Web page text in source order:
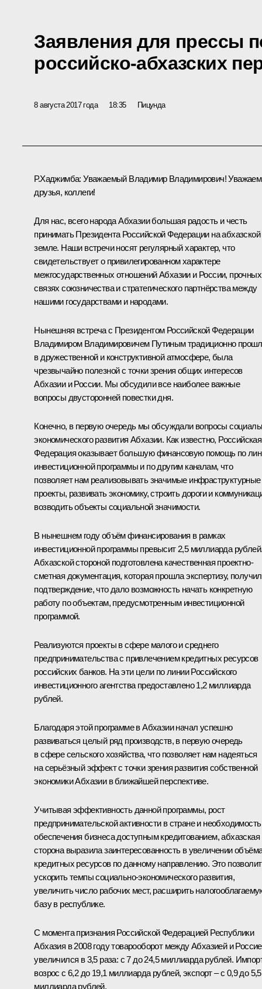
Заявления для прессы
российско-абхазских
8 августа 2017 года 18:35 Пицунда
Р.Хаджимба: Уважаемый Владимир Владимирович!
друзья, коллеги!
Для нас, всего народа Абхазии большая радость и честь
принимать Президента Российской Федерации на абхазской
земле. Наши встречи носят регулярный характер, что
свидетельствует о привилегированном характере
межгосударственных отношений Абхазии и России, прочных
связях союзничества и стратегического партнёрства между
нашими государствами и народами.
Нынешняя встреча с Президентом Российской Федерации
Владимиром Владимировичем Путиным традиционно
в дружественной и конструктивной атмосфере, была
чрезвычайно полезной с точки зрения общих интересов
Абхазии и России. Мы обсудили все наиболее важные
вопросы двусторонней повестки дня.
Конечно, в первую очередь мы обсуждали вопросы
экономического развития Абхазии. Как известно, Российская
Федерация оказывает большую финансовую помощь по
инвестиционной программы и по другим каналам, что
позволяет нам реализовывать значимые инфраструктурные
проекты, развивать экономику, строить дороги и
возводить объекты социальной значимости.
В нынешнем году объём финансирования в рамках
инвестиционной программы превысит 2,5 миллиарда
Абхазской стороной подготовлена качественная проектно-
сметная документация, которая прошла экспертизу,
подтверждение, что дало возможность начать конкретную
работу по объектам, предусмотренным инвестиционной
программой.
Реализуются проекты в сфере малого и среднего
предпринимательства с привлечением кредитных ресурсов
российских банков. На эти цели по линии Российского
инвестиционного агентства предоставлено 1,2 миллиарда
рублей.
Благодаря этой программе в Абхазии начал успешно
развиваться целый ряд производств, в первую очередь
в сфере сельского хозяйства, что позволяет нам надеяться
на серьёзный эффект с точки зрения развития собственной
экономики Абхазии в ближайшей перспективе.
Учитывая эффективность данной программы, рост
предпринимательской активности в стране и необходимость
обеспечения бизнеса доступным кредитованием, абхазская
сторона выразила заинтересованность в увеличении
кредитных ресурсов по данному направлению. Это позволит
ускорить темпы социально-экономического развития,
увеличить число рабочих мест, расширить
базу в республике.
С момента признания Российской Федерацией Республики
Абхазия в 2008 году товарооборот между Абхазией и
увеличился в 3,5 раза: с 7 до 24,5 миллиарда рублей.
возрос с 6,2 до 19,1 миллиарда рублей, экспорт – с 0,9 до 5,5
миллиарда рублей.